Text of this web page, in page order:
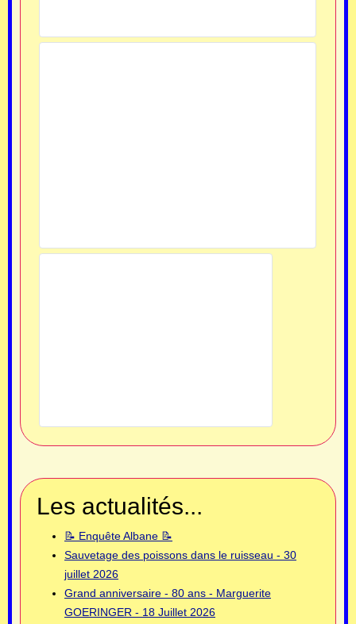
Les actualités...
📝 Enquête Albane 📝
Sauvetage des poissons dans le ruisseau - 30
juillet 2026
Grand anniversaire - 80 ans - Marguerite
GOERINGER - 18 Juillet 2026